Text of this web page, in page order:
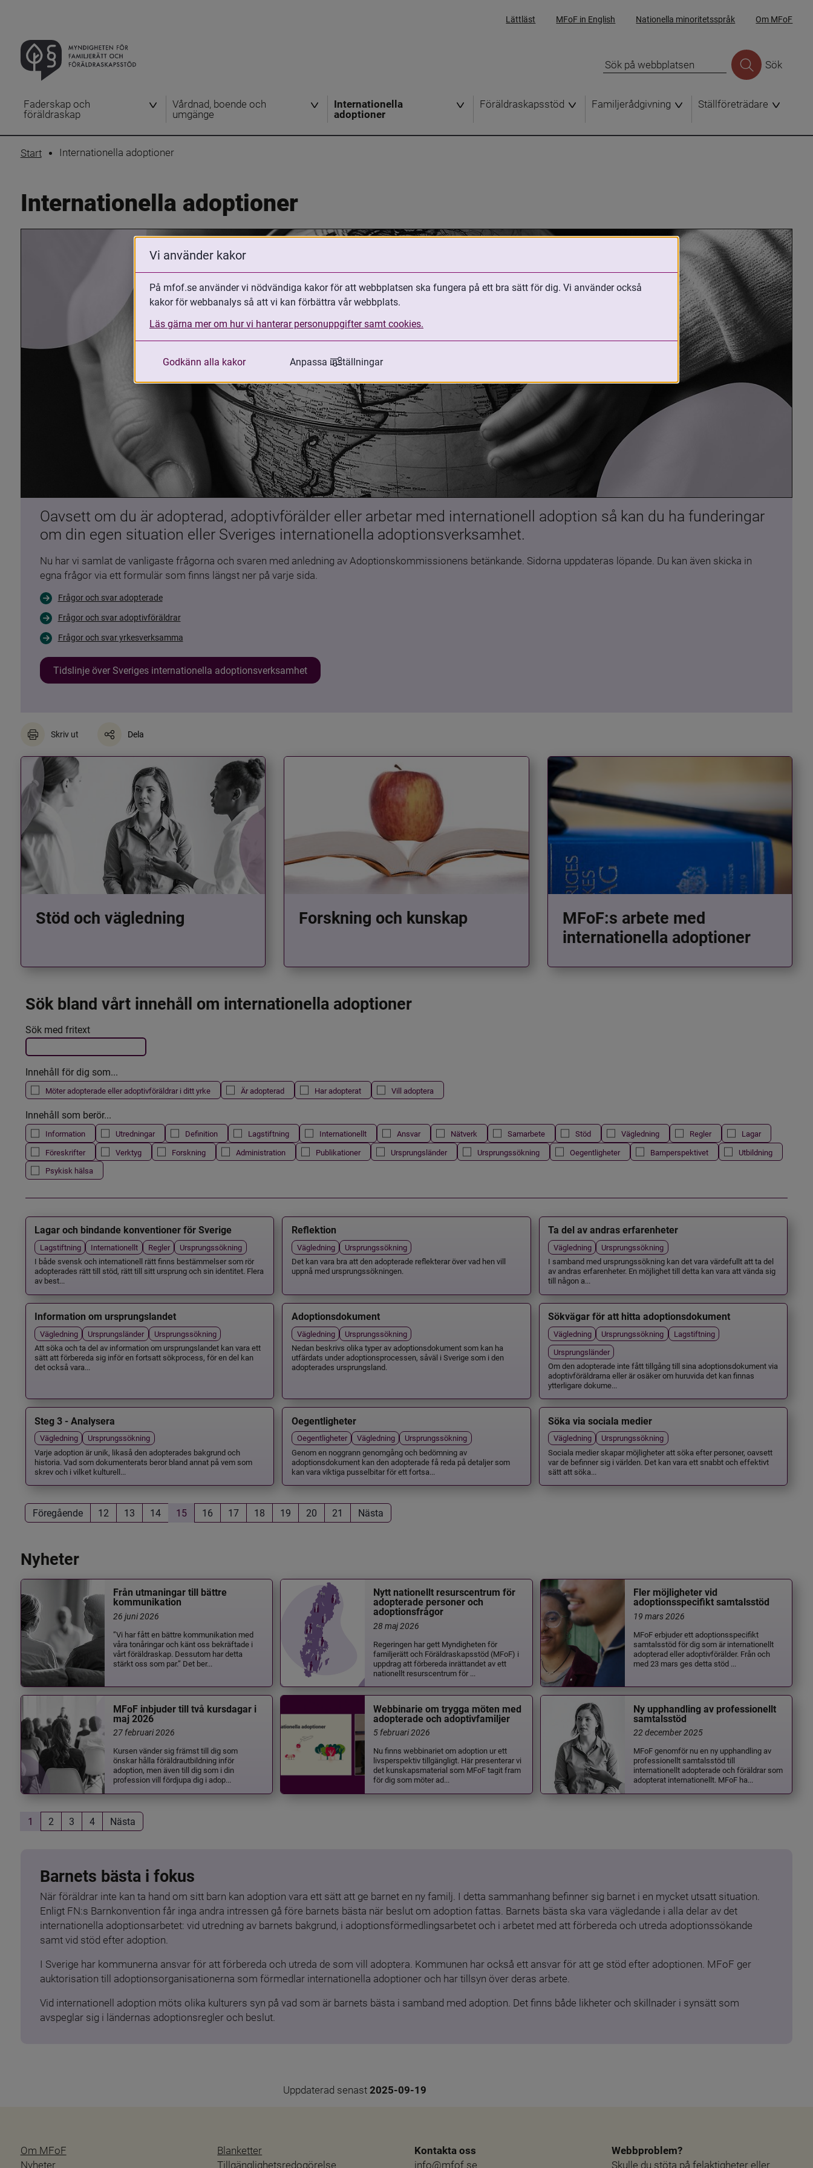
Lättläst MFoF in English Nationella minoritetsspråk Om MFoF
Sök
Faderskap och
föräldraskap
Vårdnad, boende och
umgänge
Internationella
adoptioner
Föräldraskapsstöd Familjerådgivning Ställföreträdare
Start Internationella adoptioner
Internationella adoptioner
Oavsett om du är adopterad, adoptivförälder eller arbetar med internationell adoption så kan du ha funderingar
om din egen situation eller Sveriges internationella adoptionsverksamhet.
Nu har vi samlat de vanligaste frågorna och svaren med anledning av Adoptionskommissionens betänkande. Sidorna uppdateras löpande. Du kan även skicka in
egna frågor via ett formulär som finns längst ner på varje sida.
Frågor och svar adopterade
Frågor och svar adoptivföräldrar
Frågor och svar yrkesverksamma
Tidslinje över Sveriges internationella adoptionsverksamhet
Skriv ut Dela
Stöd och vägledning Forskning och kunskap
MFoF:s arbete med
internationella adoptioner
Sök bland vårt innehåll om internationella adoptioner
Filtrera resultatet
Det här formuläret postas automatiskt
Sök med fritext
Innehåll för dig som...
Möter adopterade eller adoptivföräldrar i ditt yrke Är adopterad Har adopterat Vill adoptera
Innehåll som berör...
Information Utredningar Definition Lagstiftning Internationellt Ansvar Nätverk Samarbete Stöd Vägledning Regler
Lagar
Föreskrifter
Verktyg Forskning Administration Publikationer Ursprungsländer Ursprungssökning Oegentligheter Barnperspektivet
Utbildning
Psykisk hälsa
Lagar och bindande konventioner för Sverige
Lagstiftning Internationellt Regler
Ursprungssökning
I både svensk och internationell rätt finns bestämmelser som rör
adopterades rätt till stöd, rätt till sitt ursprung och sin identitet. Flera
av best...
Reflektion
Vägledning
Ursprungssökning
Det kan vara bra att den adopterade reflekterar över vad hen vill
uppnå med ursprungssökningen.
Ta del av andras erfarenheter
Vägledning
Ursprungssökning
I samband med ursprungssökning kan det vara värdefullt att ta del
av andras erfarenheter. En möjlighet till detta kan vara att vända sig
till någon a...
Information om ursprungslandet
Vägledning Ursprungsländer
Ursprungssökning
Att söka och ta del av information om ursprungslandet kan vara ett
sätt att förbereda sig inför en fortsatt sökprocess, för en del kan
det också vara...
Adoptionsdokument
Vägledning
Ursprungssökning
Nedan beskrivs olika typer av adoptionsdokument som kan ha
utfärdats under adoptionsprocessen, såväl i Sverige som i den
adopterades ursprungsland.
Sökvägar för att hitta adoptionsdokument
Vägledning Ursprungssökning
Lagstiftning
Ursprungsländer
Om den adopterade inte fått tillgång till sina adoptionsdokument via
adoptivföräldrarna eller är osäker om huruvida det kan finnas
ytterligare dokume...
Steg 3 - Analysera
Vägledning
Ursprungssökning
Varje adoption är unik, likaså den adopterades bakgrund och
historia. Vad som dokumenterats beror bland annat på vem som
skrev och i vilket kulturell...
Oegentligheter
Oegentligheter Vägledning
Ursprungssökning
Genom en noggrann genomgång och bedömning av
adoptionsdokument kan den adopterade få reda på detaljer som
kan vara viktiga pusselbitar för ett fortsa...
Söka via sociala medier
Vägledning
Ursprungssökning
Sociala medier skapar möjligheter att söka efter personer, oavsett
var de befinner sig i världen. Det kan vara ett snabbt och effektivt
sätt att söka...
Föregående 12 13 14 15 16 17 18 19 20 21 Nästa
Nyheter
Från utmaningar till bättre
kommunikation
26 juni 2026
”Vi har fått en bättre kommunikation med
våra tonåringar och känt oss bekräftade i
vårt föräldraskap. Dessutom har detta
stärkt oss som par.” Det ber...
Nytt nationellt resurscentrum för
adopterade personer och
adoptionsfrågor
28 maj 2026
Regeringen har gett Myndigheten för
familjerätt och Föräldraskapsstöd (MFoF) i
uppdrag att förbereda inrättandet av ett
nationellt resurscentrum för ...
Fler möjligheter vid
adoptionsspecifikt samtalsstöd
19 mars 2026
MFoF erbjuder ett adoptionsspecifikt
samtalsstöd för dig som är internationellt
adopterad eller adoptivförälder. Från och
med 23 mars ges detta stöd ...
MFoF inbjuder till två kursdagar i
maj 2026
27 februari 2026
Kursen vänder sig främst till dig som
önskar hålla föräldrautbildning inför
adoption, men även till dig som i din
profession vill fördjupa dig i adop...
Webbinarie om trygga möten med
adopterade och adoptivfamiljer
5 februari 2026
Nu finns webbinariet om adoption ur ett
livsperspektiv tillgängligt. Här presenterar vi
det kunskapsmaterial som MFoF tagit fram
för dig som möter ad...
Ny upphandling av professionellt
samtalsstöd
22 december 2025
MFoF genomför nu en ny upphandling av
professionellt samtalsstöd till
internationellt adopterade och föräldrar som
adopterat internationellt. MFoF ha...
1 2 3 4 Nästa
Barnets bästa i fokus
När föräldrar inte kan ta hand om sitt barn kan adoption vara ett sätt att ge barnet en ny familj. I detta sammanhang befinner sig barnet i en mycket utsatt situation.
Enligt FN:s Barnkonvention får inga andra intressen gå före barnets bästa när beslut om adoption fattas. Barnets bästa ska vara vägledande i alla delar av det
internationella adoptionsarbetet: vid utredning av barnets bakgrund, i adoptionsförmedlingsarbetet och i arbetet med att förbereda och utreda adoptionssökande
samt vid stöd efter adoption.
I Sverige har kommunerna ansvar för att förbereda och utreda de som vill adoptera. Kommunen har också ett ansvar för att ge stöd efter adoptionen. MFoF ger
auktorisation till adoptionsorganisationerna som förmedlar internationella adoptioner och har tillsyn över deras arbete.
Vid internationell adoption möts olika kulturers syn på vad som är barnets bästa i samband med adoption. Det finns både likheter och skillnader i synsätt som
avspeglar sig i ländernas adoptionsregler och beslut.
Uppdaterad senast 2025-09-19
Om MFoF
Nyheter
Blanketter
Tillgänglighetsredogörelse
Kontakta oss
info@mfof.se
Webbproblem?
Skulle du stöta på felaktigheter eller
Vi använder kakor
På mfof.se använder vi nödvändiga kakor för att webbplatsen ska fungera på ett bra sätt för dig. Vi använder också
kakor för webbanalys så att vi kan förbättra vår webbplats.
Läs gärna mer om hur vi hanterar personuppgifter samt cookies.
Godkänn alla kakor Anpassa inställningar